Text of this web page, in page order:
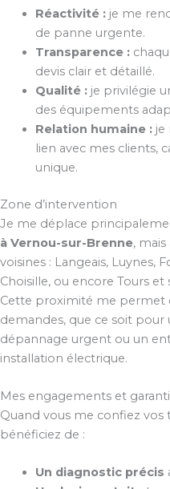
Réactivité :je me
de panne urgente.
Transparence :
devis clair et détaillé.
Qualité :je privilégie
des équipements
Relation humaine :je
lien avec mes clients,
unique.
Zone d’intervention
Je me déplace
à Vernou-sur-Brenne,
voisines : Langeais, Luynes,
Choisille, ou encore Tours
Cette proximité me permet
demandes, que ce soit
dépannage urgent ou un
installation électrique.
Mes engagements et
Quand vous me confiez vos
bénéficiez de :
Un diagnostic précis